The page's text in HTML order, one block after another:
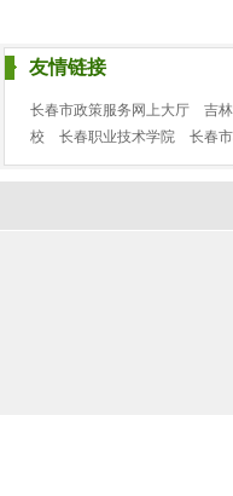
友情链接
长春市政策服务网上大厅 吉
校
长春职业技术学院 长春